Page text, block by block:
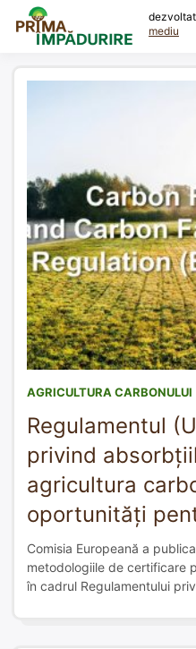
content
mediu
AGRICULTURA CARBONULUI
Regulamentul
privind
agricultura
oportunități
Comisia Europeană a
metodologiile de certificare
în cadrul Regulamentului